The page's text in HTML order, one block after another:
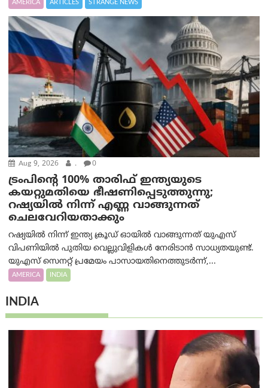
AMERICA ARTICLES STRANGE NEWS
Aug 9, 2026 . 0
ട്രം‌പിന്റെ 100% താരിഫ് ഇന്ത്യയുടെ
കയറ്റുമതിയെ ഭീഷണിപ്പെടുത്തുന്നു;
റഷ്യയിൽ നിന്ന് എണ്ണ വാങ്ങുന്നത്
ചെലവേറിയതാക്കും
റഷ്യയിൽ നിന്ന് ഇന്ത്യ ക്രൂഡ് ഓയിൽ വാങ്ങുന്നത് യുഎസ്
വിപണിയിൽ പുതിയ വെല്ലുവിളികൾ നേരിടാൻ സാധ്യതയുണ്ട്.
യുഎസ് സെനറ്റ് പ്രമേയം പാസായതിനെത്തുടർന്ന്,...
AMERICA INDIA
INDIA